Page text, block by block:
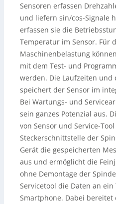
Sensoren erfassen
und liefern sin/cos-Signale
erfassen sie die
Temperatur im Sensor. Für
Maschinenbelastung
mit dem Test- und
werden. Die Laufzeiten
speichert der Sensor im
Bei Wartungs- und
sein ganzes Potenzial aus.
von Sensor und Service-
Steckerschnittstelle der
Gerät die gespeicherten
aus und ermöglicht die
ohne Demontage der
Servicetool die Daten an
Smartphone. Dabei bereitet